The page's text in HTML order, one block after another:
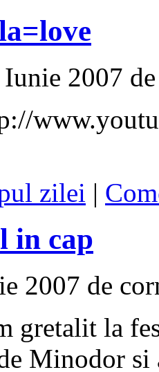
2007
zilei |
in cap
2007 de
gretalit la
Minodor si